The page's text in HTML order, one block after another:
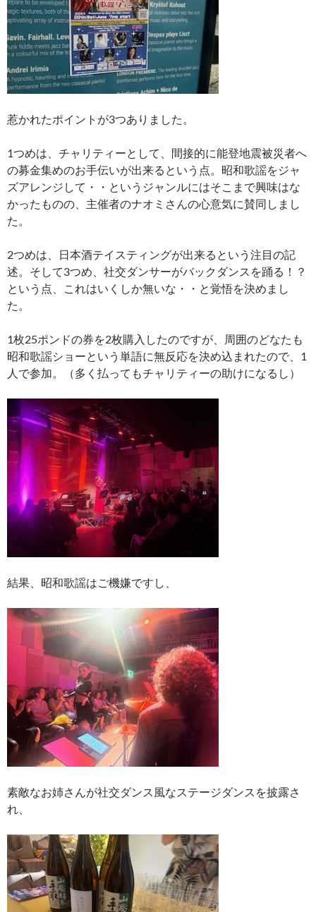
惹かれたポイントが3つありました。
1つめは、チャリティーとして、間接的に能登地震被災者へ
の募金集めのお手伝いが出来るという点。昭和歌謡をジャ
ズアレンジして・・というジャンルにはそこまで興味はな
かったものの、主催者のナオミさんの心意気に賛同しまし
た。
2つめは、日本酒テイスティングが出来るという注目の記
述。そして3つめ、社交ダンサーがバックダンスを踊る！？
という点、これはいくしか無いな・・と覚悟を決めまし
た。
1枚25ポンドの券を2枚購入したのですが、周囲のどなたも
昭和歌謡ショーという単語に無反応を決め込まれたので、1
人で参加。（多く払ってもチャリティーの助けになるし）
結果、昭和歌謡はご機嫌ですし、
素敵なお姉さんが社交ダンス風なステージダンスを披露さ
れ、